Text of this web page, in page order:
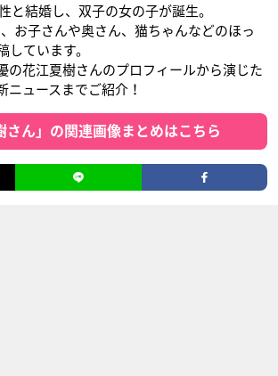
と結婚し、双子の女の子が誕生。
お子さんや奥さん、猫ちゃんなどのほっ
しています。
の花江夏樹さんのプロフィールから演じた
ニュースまでご紹介！
さん」の関連画像まとめはこちら